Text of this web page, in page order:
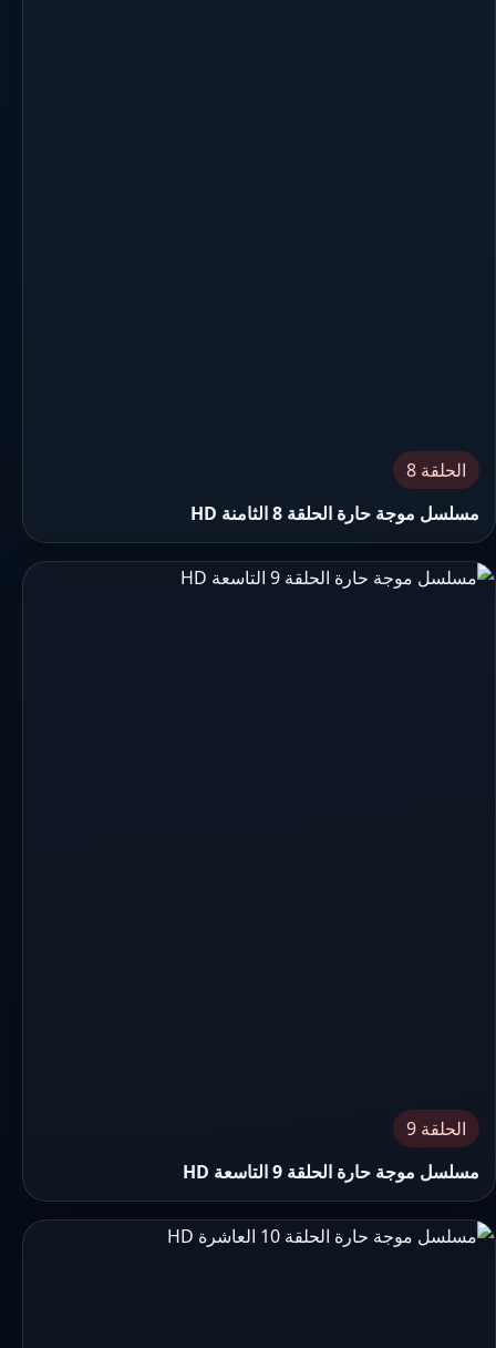
الحلقة 8
مسلسل موجة حارة الحلقة 8 الثامنة HD
الحلقة 9
مسلسل موجة حارة الحلقة 9 التاسعة HD